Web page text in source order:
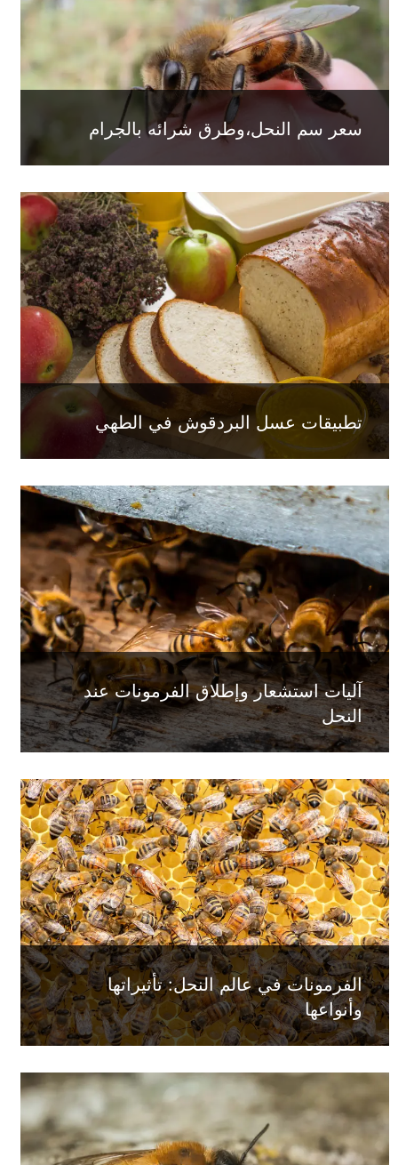
سعر سم النحل،وطرق شرائه بالجرام
تطبيقات عسل البردقوش في الطهي
آليات استشعار وإطلاق الفرمونات عند
النحل
الفرمونات في عالم النحل: تأثيراتها
وأنواعها